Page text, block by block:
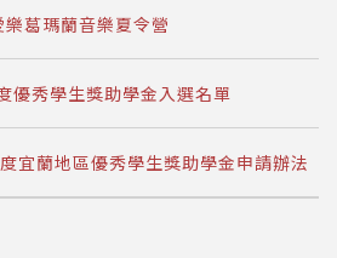
葛瑪蘭音樂夏令營
優秀學生獎助學金入選名單
宜蘭地區優秀學生獎助學金申請辦法